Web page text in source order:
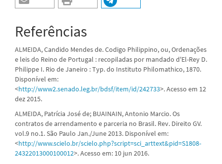
Referências
ALMEIDA, Candido Mendes de. Codigo Philippino, ou, Ordenações
e leis do Reino de Portugal : recopiladas por mandado d'El-Rey D.
Philippe I. Rio de Janeiro : Typ. do Instituto Philomathico, 1870.
Disponível em:
<http://www2.senado.leg.br/bdsf/item/id/242733>. Acesso em 12
dez 2015.
ALMEIDA, Patrícia José de; BUAINAIN, Antonio Marcio. Os
contratos de arrendamento e parceria no Brasil. Rev. Direito GV.
vol.9 no.1. São Paulo Jan./June 2013. Disponível em:
<http://www.scielo.br/scielo.php?script=sci_arttext&pid=S1808-
24322013000100012>. Acesso em: 10 jun 2016.